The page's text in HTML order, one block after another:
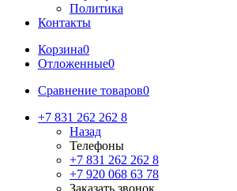
Политика
Контакты
Корзина0
Отложенные0
Сравнение товаров0
+7 831 262 262 8
Назад
Телефоны
+7 831 262 262 8
+7 920 068 63 78
Заказать звонок